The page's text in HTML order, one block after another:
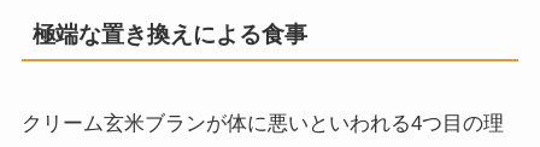
極端な置き換えによる食事
クリーム玄米ブランが体に悪いといわれる4つ目の理